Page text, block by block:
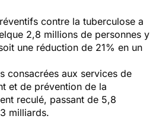
contre la tuberculose a
2,8 millions de personnes y
une réduction de 21% en un
consacrées aux services de
et de prévention de la
reculé, passant de 5,8
milliards.